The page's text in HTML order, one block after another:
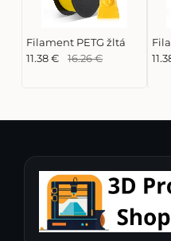
Filament PETG žltá
11.38 € 16.26 €